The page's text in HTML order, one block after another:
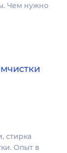
Чем нужно
стирка
Опыт в